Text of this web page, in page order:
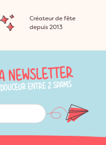
Créateur de fête
depuis 2013
NEWSLETTER
ENTRE 2 SPAMS